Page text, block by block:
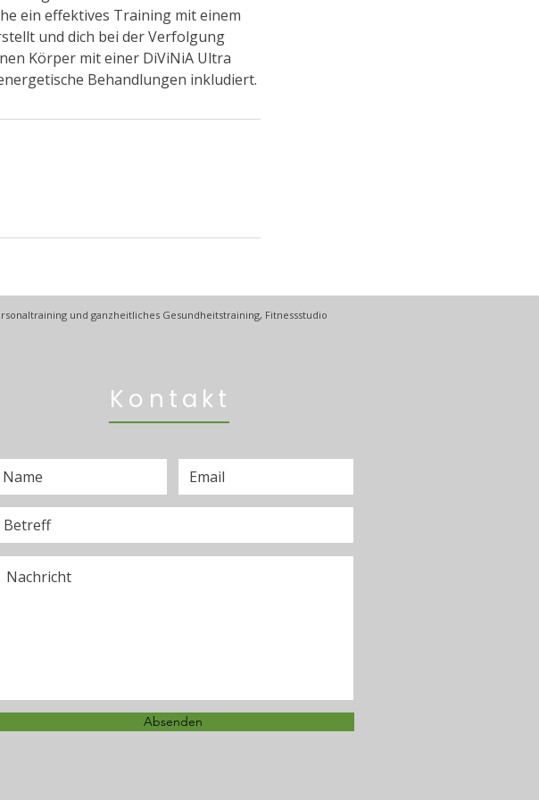
ein effektives Training mit einem
und dich bei der Verfolgung
Körper mit einer DiViNiA Ultra
Behandlungen inkludiert.
und ganzheitliches Gesundheitstraining, Fitnessstudio
Kontakt
Absenden